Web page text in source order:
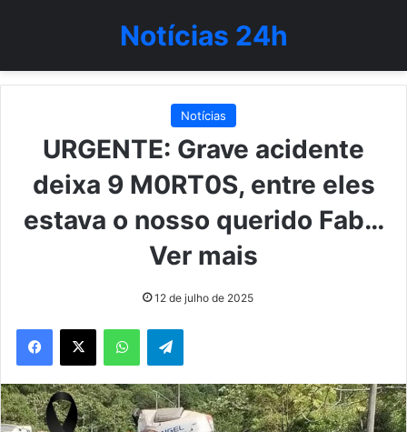
Notícias 24h
Notícias
URGENTE: Grave acidente
deixa 9 M0RT0S, entre eles
estava o nosso querido Fab…
Ver mais
12 de julho de 2025
WhatsAppTelegram